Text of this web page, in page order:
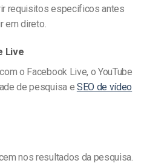
requisitos específicos antes
em direto.
Live
o Facebook Live, o YouTube
de pesquisa e SEO de vídeo
nos resultados da pesquisa.